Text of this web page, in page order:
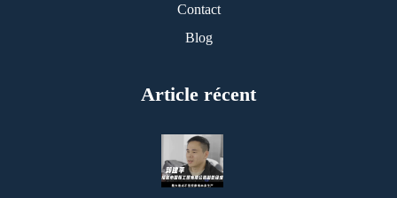
Contact
Blog
Article récent